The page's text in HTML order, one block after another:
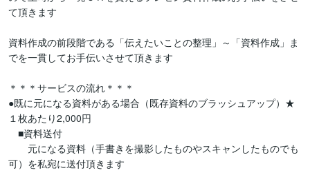
て頂きます
資料作成の前段階である「伝えたいことの整理」～「資料作成」ま
でを一貫してお手伝いさせて頂きます
＊＊＊サービスの流れ＊＊＊
●既に元になる資料がある場合（既存資料のブラッシュアップ）★
１枚あたり2,000円
■資料送付
元になる資料（手書きを撮影したものやスキャンしたものでも
可）を私宛に送付頂きます